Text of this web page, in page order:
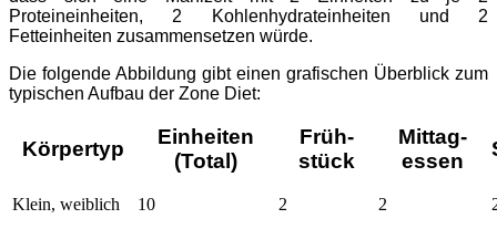
Proteineinheiten, 2 Kohlenhydrateinheiten und 2
Fetteinheiten zusammensetzen würde.
Die folgende Abbildung gibt einen grafischen Überblick zum
typischen Aufbau der Zone Diet:
Körpertyp
Einheiten
(Total)
Früh-
stück
Mittag-
essen
Klein, weiblich 10 2 2